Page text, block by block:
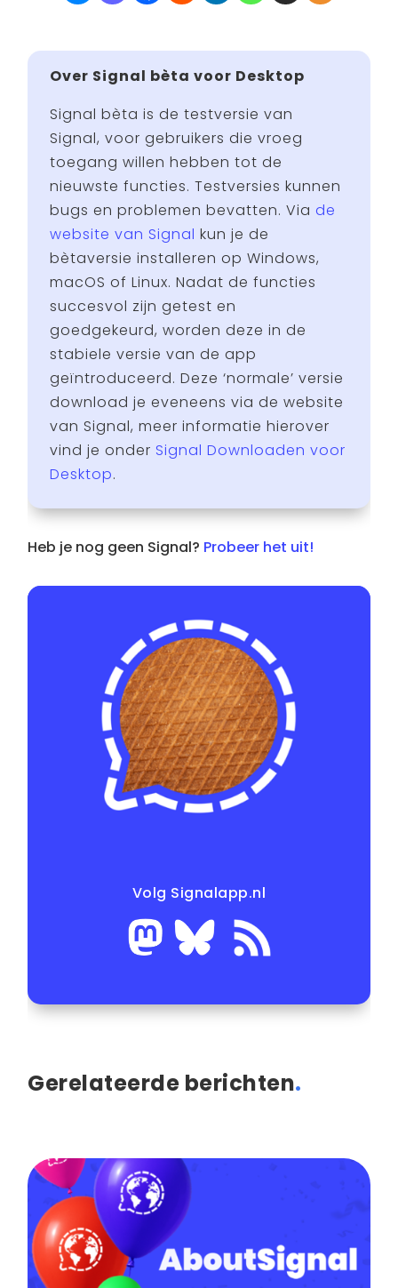
Over Signal bèta voor Desktop
Signal bèta is de testversie van
Signal, voor gebruikers die vroeg
toegang willen hebben tot de
nieuwste functies. Testversies kunnen
bugs en problemen bevatten. Via de
website van Signal kun je de
bètaversie installeren op Windows,
macOS of Linux. Nadat de functies
succesvol zijn getest en
goedgekeurd, worden deze in de
stabiele versie van de app
geïntroduceerd. Deze ‘normale’ versie
download je eveneens via de website
van Signal, meer informatie hierover
vind je onder Signal Downloaden voor
Desktop.
Heb je nog geen Signal? Probeer het uit!
Volg Signalapp.nl
Gerelateerde berichten.